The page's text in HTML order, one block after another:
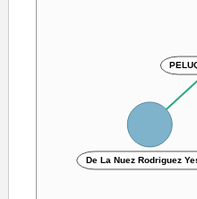
De La Nuez Rodriguez